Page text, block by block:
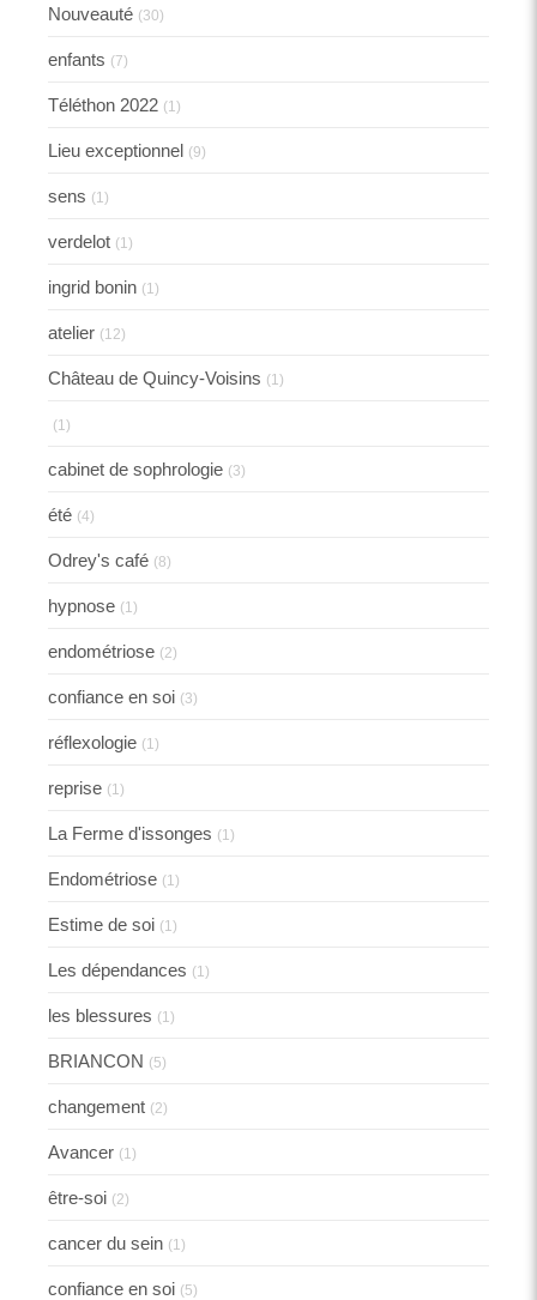
Nouveauté (30)
enfants (7)
Téléthon 2022 (1)
Lieu exceptionnel (9)
sens (1)
verdelot (1)
ingrid bonin (1)
atelier (12)
Château de Quincy-Voisins (1)
(1)
cabinet de sophrologie (3)
été (4)
Odrey's café (8)
hypnose (1)
endométriose (2)
confiance en soi (3)
réflexologie (1)
reprise (1)
La Ferme d'issonges (1)
Endométriose (1)
Estime de soi (1)
Les dépendances (1)
les blessures (1)
BRIANCON (5)
changement (2)
Avancer (1)
être-soi (2)
cancer du sein (1)
confiance en soi (5)